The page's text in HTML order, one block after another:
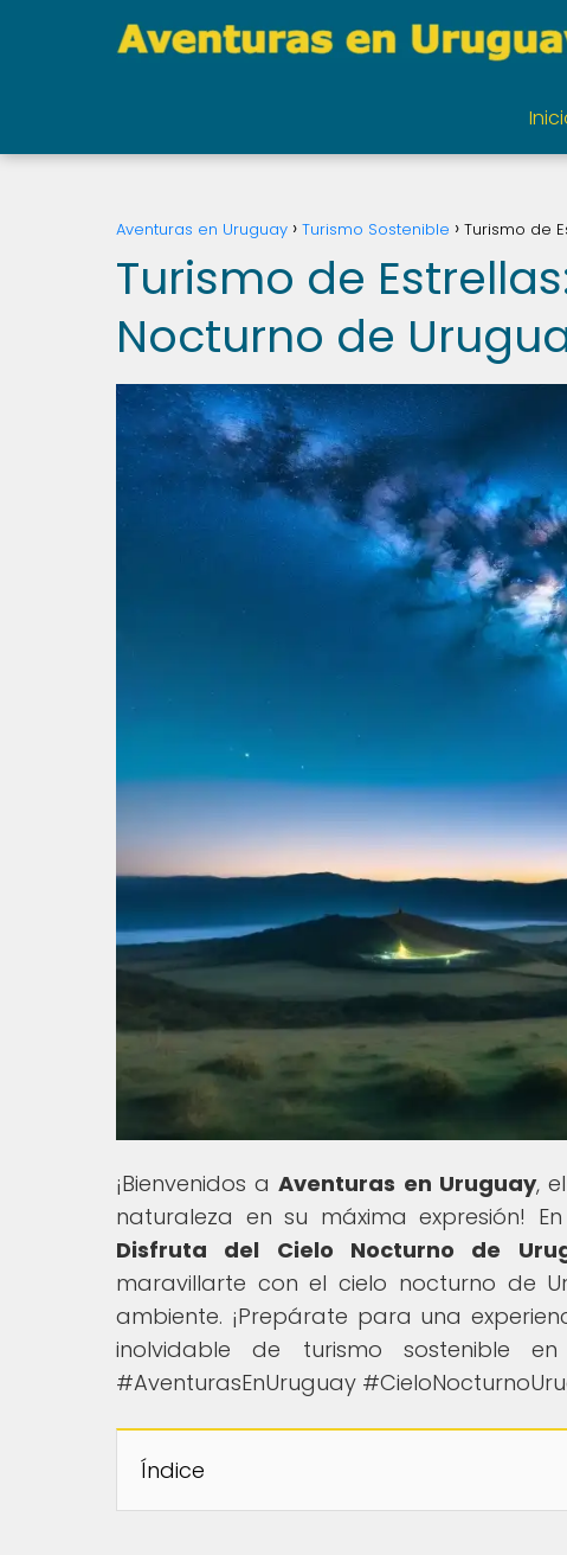
Aventuras en Uruguay Turismo Sostenible Turismo de
Turismo de
Nocturno de
¡Bienvenidos aAventuras en Uruguay,
naturaleza en su máxima expresión!
Disfruta del Cielo Nocturno de
maravillarte con el cielo nocturno de
ambiente. ¡Prepárate para una
inolvidable de turismo sostenible
#AventurasEnUruguay
Índice